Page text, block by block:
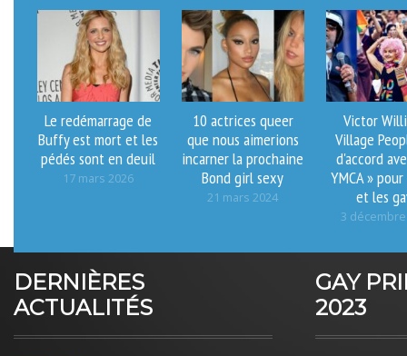
Le redémarrage de
Buffy est mort et les
pédés sont en deuil
17 mars 2026
10 actrices queer
que nous aimerions
incarner la prochaine
Bond girl sexy
21 mars 2024
Victor
Village
d'accord
YMCA »
et les
3
DERNIÈRES
ACTUALITÉS
GAY
2023